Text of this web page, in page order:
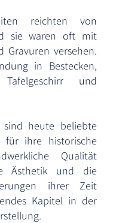
reichten von
sie waren oft mit
Gravuren versehen.
in Bestecken,
Tafelgeschirr und
sind heute beliebte
für ihre historische
Qualität
Ästhetik und die
ihrer Zeit
Kapitel in der